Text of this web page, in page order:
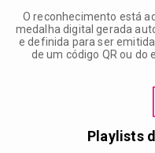
O reconhecimento está
medalha digital gerada
e definida para ser
de um código QR ou do
Playlists